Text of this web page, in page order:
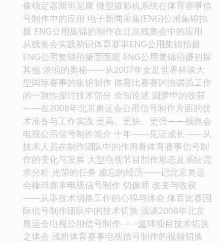
像稳定器斯坦尼康 微型摄影机系统在体育赛事信
号制作中的应用 电子新闻采集(ENG)公用集锦拍
摄 ENG公用集锦的制作在北京残奥会中的应用
从残奥会实践初识体育赛事ENG公用集锦拍摄
ENG公用集锦拍摄面面观 ENG公用集锦拍摄初探
其他 浓缩的奥秘——从2007年女足世界杯谈大
型国际赛事的集锦制作 体育比赛赛区协调员工作
的一致性探讨技术部分 全面论述 圆梦中的收获
——在2008年北京奥运会公用信号制作方面的技
术准备与工作实践 更高、更快、更强——残奥会
电视公用信号制作简介 十年——见证成长——从
技术人员在制作团队中的作用看体育赛事信号制
作的变化与发展 大型电视节目制作形态及系统需
求分析 光荣的任务 难忘的经历——记北京奥运
会棒球赛事电视信号制作 切像师 改变与收获
——从事技术切换工作的心得与体会 体育比赛国
际信号制作团队中的技术切换 浅谈2008年北京
奥运会电视公用信号制作——篮球项目技术切换
之体会 浅析体育赛事电视信号制作的视频切换